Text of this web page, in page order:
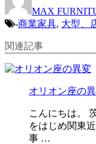
MAX
-商業家具, 大型、
関連記事
オリオン座の
こんにちは。
をはじめ関東
事 …